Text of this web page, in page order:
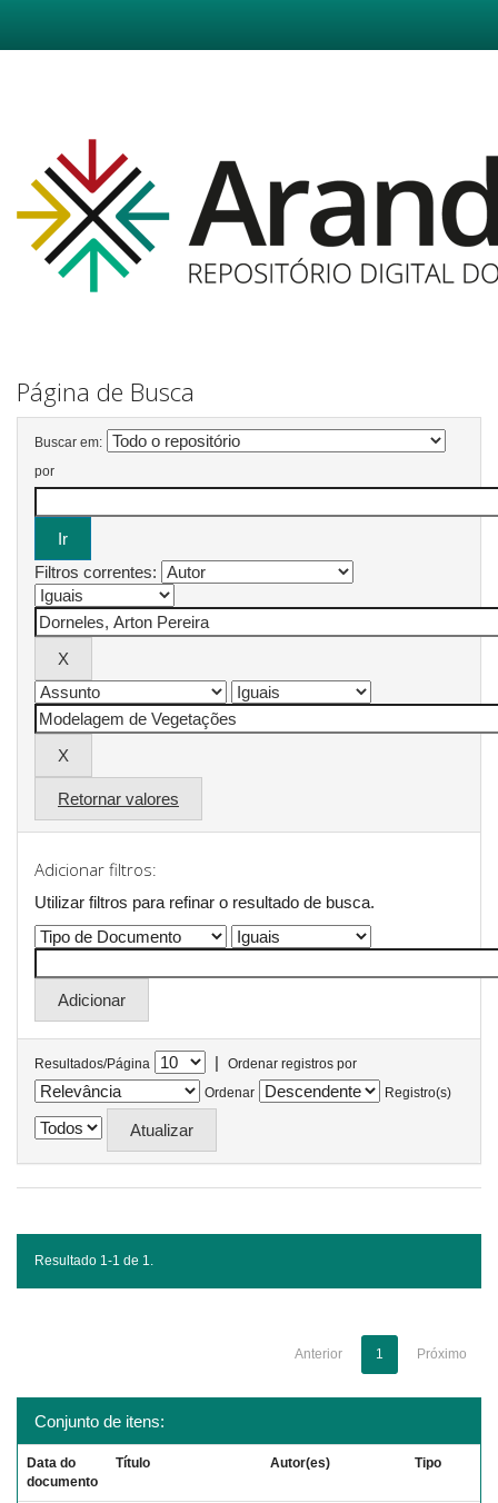
Página de Busca
Buscar em:
por
Filtros correntes:
Retornar valores
Adicionar filtros:
Utilizar filtros para refinar o resultado de busca.
Resultados/Página |
Ordenar registros por
Ordenar
Registro(s)
Resultado 1-1 de 1.
Anterior 1 Próximo
Conjunto de itens:
Data do
documento
Título Autor(es) Tipo